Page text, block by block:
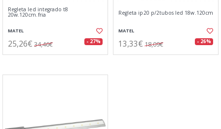
Regleta led integrado t8
20w.120cm.fria
MATEL
25,26€ 34,46€ - 27%
Regleta ip20 p/2tubos led 18w.120cm
MATEL
13,33€ 18,09€ - 26%